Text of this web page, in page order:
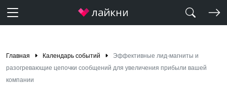
Главная Календарь событий
Эффективные лид-магниты и
разогревающие цепочки сообщений для увеличения прибыли вашей
компании